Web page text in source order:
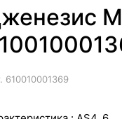
610010001369